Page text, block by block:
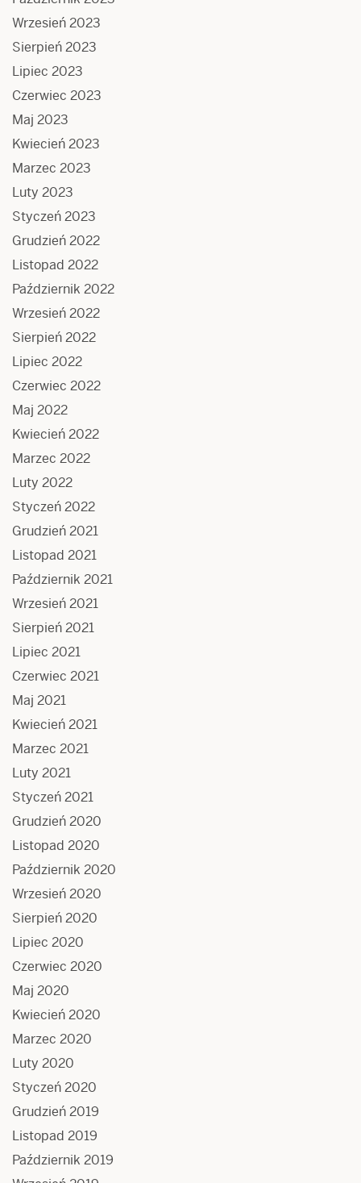
Wrzesień 2023
Sierpień 2023
Lipiec 2023
Czerwiec 2023
Maj 2023
Kwiecień 2023
Marzec 2023
Luty 2023
Styczeń 2023
Grudzień 2022
Listopad 2022
Październik 2022
Wrzesień 2022
Sierpień 2022
Lipiec 2022
Czerwiec 2022
Maj 2022
Kwiecień 2022
Marzec 2022
Luty 2022
Styczeń 2022
Grudzień 2021
Listopad 2021
Październik 2021
Wrzesień 2021
Sierpień 2021
Lipiec 2021
Czerwiec 2021
Maj 2021
Kwiecień 2021
Marzec 2021
Luty 2021
Styczeń 2021
Grudzień 2020
Listopad 2020
Październik 2020
Wrzesień 2020
Sierpień 2020
Lipiec 2020
Czerwiec 2020
Maj 2020
Kwiecień 2020
Marzec 2020
Luty 2020
Styczeń 2020
Grudzień 2019
Listopad 2019
Październik 2019